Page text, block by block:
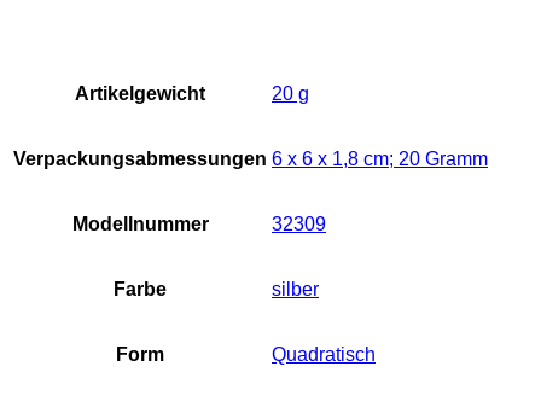
Artikelgewicht ‎20 g
Verpackungsabmessungen ‎6 x 6 x 1,8 cm; 20 Gramm
Modellnummer ‎32309
Farbe silber
Form ‎Quadratisch